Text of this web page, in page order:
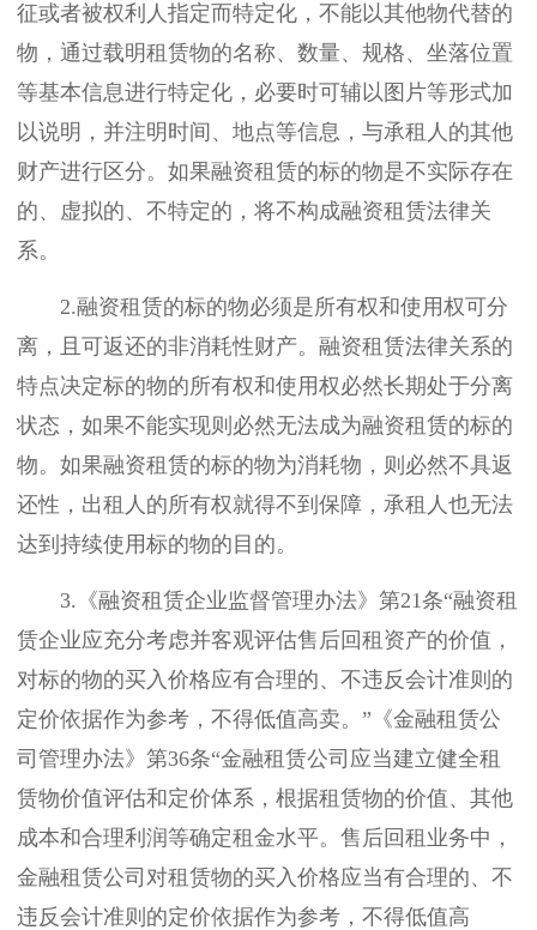
征或者被权利人指定而特定化，不能以其他物代替的
物，通过载明租赁物的名称、数量、规格、坐落位置
等基本信息进行特定化，必要时可辅以图片等形式加
以说明，并注明时间、地点等信息，与承租人的其他
财产进行区分。如果融资租赁的标的物是不实际存在
的、虚拟的、不特定的，将不构成融资租赁法律关
系。
2.融资租赁的标的物必须是所有权和使用权可分
离，且可返还的非消耗性财产。融资租赁法律关系的
特点决定标的物的所有权和使用权必然长期处于分离
状态，如果不能实现则必然无法成为融资租赁的标的
物。如果融资租赁的标的物为消耗物，则必然不具返
还性，出租人的所有权就得不到保障，承租人也无法
达到持续使用标的物的目的。
3.《融资租赁企业监督管理办法》第21条“融资租
赁企业应充分考虑并客观评估售后回租资产的价值，
对标的物的买入价格应有合理的、不违反会计准则的
定价依据作为参考，不得低值高卖。”《金融租赁公
司管理办法》第36条“金融租赁公司应当建立健全租
赁物价值评估和定价体系，根据租赁物的价值、其他
成本和合理利润等确定租金水平。售后回租业务中，
金融租赁公司对租赁物的买入价格应当有合理的、不
违反会计准则的定价依据作为参考，不得低值高